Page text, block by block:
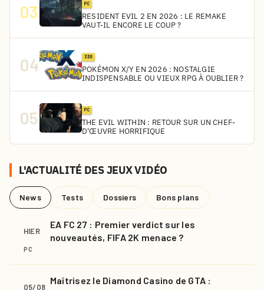
03 PC
RESIDENT EVIL 2 EN 2026 : LE REMAKE
VAUT-IL ENCORE LE COUP ?
04 3DS
POKÉMON X/Y EN 2026 : NOSTALGIE
INDISPENSABLE OU VIEUX RPG À OUBLIER ?
05 PC
THE EVIL WITHIN : RETOUR SUR UN CHEF-
D'ŒUVRE HORRIFIQUE
L'ACTUALITÉ DES JEUX VIDÉO
News Tests Dossiers Bons plans
HIER
EA FC 27 : Premier verdict sur les
nouveautés, FIFA 2K menace ?
PC
05/08
Maîtrisez le Diamond Casino de GTA :